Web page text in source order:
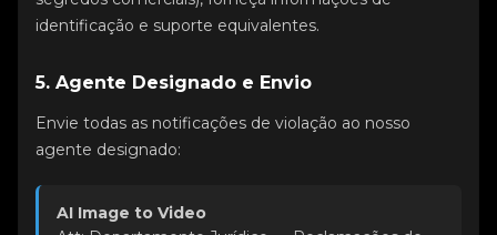
identificação e suporte equivalentes.
5. Agente Designado e Envio
Envie todas as notificações de violação ao nosso
agente designado:
AI Image to Video